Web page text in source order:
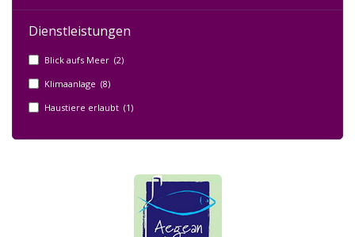
Dienstleistungen
Blick aufs Meer (2)
Klimaanlage (8)
Haustiere erlaubt (1)